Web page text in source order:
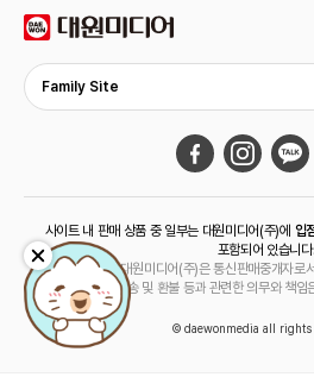
Family Site
사이트 내 판매 상품 중 일부는 대원미디어(주)에 입
포함되어 있습니
해당 상품의 경우 대원미디어(주)은 통신판매중개자로
주문, 배송 및 환불 등과 관련한 의무와 책임
© daewonmedia all rights